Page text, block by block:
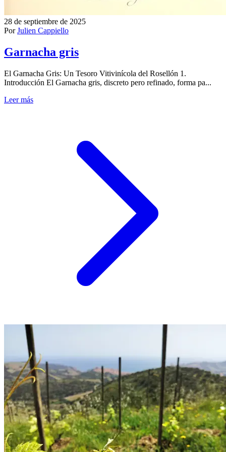
28 de septiembre de 2025
Por Julien Cappiello
Garnacha gris
El Garnacha Gris: Un Tesoro Vitivinícola del Rosellón 1.
Introducción El Garnacha gris, discreto pero refinado, forma pa...
Leer más